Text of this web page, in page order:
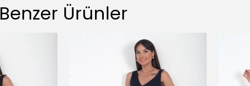
Benzer Ürünler